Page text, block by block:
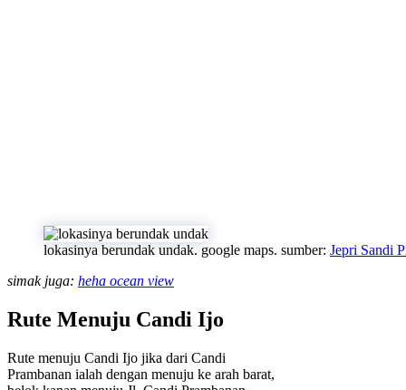
lokasinya berundak undak. google maps. sumber: Jepri Sandi
simak juga: heha ocean view
Rute Menuju Candi Ijo
Rute menuju Candi Ijo jika dari Candi
Prambanan ialah dengan menuju ke arah barat,